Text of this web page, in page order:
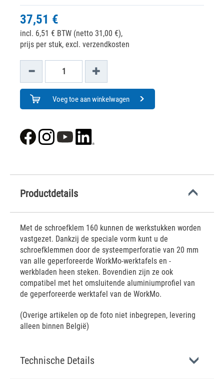
37,51 €
incl. 6,51 € BTW (netto 31,00 €),
prijs per stuk, excl. verzendkosten
Voeg toe aan winkelwagen
Productdetails
Met de schroefklem 160 kunnen de werkstukken worden
vastgezet. Dankzij de speciale vorm kunt u de
schroefklemmen door de systeemperforatie van 20 mm
van alle geperforeerde WorkMo-werktafels en -
werkbladen heen steken. Bovendien zijn ze ook
compatibel met het omsluitende aluminiumprofiel van
de geperforeerde werktafel van de WorkMo.
(Overige artikelen op de foto niet inbegrepen, levering
alleen binnen België)
Technische Details